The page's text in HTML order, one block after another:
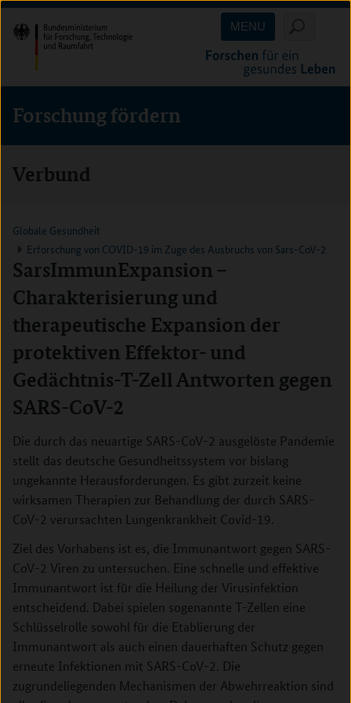
Direkt
zum
Inhalt
(Eingabetaste)
Direkt
zum
Hauptmenu
(Eingabetaste)
Direkt
zur
Suche
(Eingabetaste)
MENU
Forschung fördern
Verbund
Globale Gesundheit
Erforschung von COVID-19 im Zuge des Ausbruchs von Sars-CoV-2
SarsImmunExpansion –
Charakterisierung und
therapeutische Expansion der
protektiven Effektor- und
Gedächtnis-T-Zell Antworten gegen
SARS-CoV-2
Die durch das neuartige SARS-CoV-2 ausgelöste Pandemie
stellt das deutsche Gesundheitssystem vor bislang
ungekannte Herausforderungen. Es gibt zurzeit keine
wirksamen Therapien zur Behandlung der durch SARS-
CoV-2 verursachten Lungenkrankheit Covid-19.
Ziel des Vorhabens ist es, die Immunantwort gegen SARS-
CoV-2 Viren zu untersuchen. Eine schnelle und effektive
Immunantwort ist für die Heilung der Virusinfektion
entscheidend. Dabei spielen sogenannte T-Zellen eine
Schlüsselrolle sowohl für die Etablierung der
Immunantwort als auch einen dauerhaften Schutz gegen
erneute Infektionen mit SARS-CoV-2. Die
zugrundeliegenden Mechanismen der Abwehrreaktion sind